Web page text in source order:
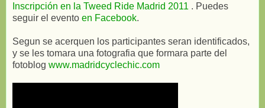
Inscripción en la Tweed Ride Madrid 2011 . Puedes
seguir el evento en Facebook.
Segun se acerquen los participantes seran identificados,
y se les tomara una fotografia que formara parte del
fotoblog www.madridcyclechic.com